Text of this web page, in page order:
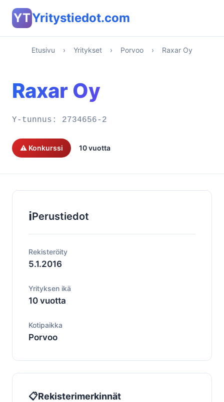
YTYritystiedot.com
Etusivu › Yritykset › Porvoo › Raxar Oy
Raxar Oy
Y-tunnus: 2734656-2
⚠️ Konkurssi 10 vuotta
ℹ️Perustiedot
Rekisteröity
5.1.2016
Yrityksen ikä
10 vuotta
Kotipaikka
Porvoo
📋Rekisterimerkinnät